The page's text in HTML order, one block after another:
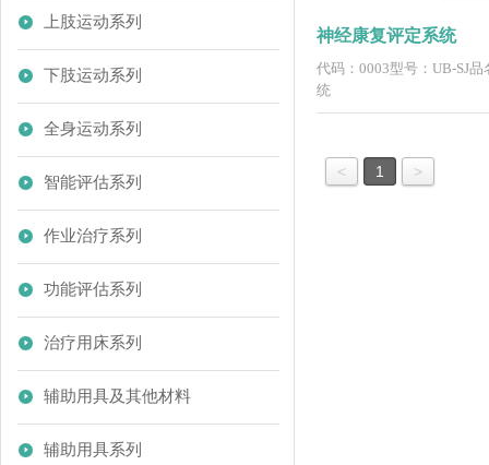
上肢运动系列
下肢运动系列
全身运动系列
智能评估系列
作业治疗系列
功能评估系列
治疗用床系列
辅助用具及其他材料
辅助用具系列
神经康复评定系统
代码：0003型号：UB-SJ
统
< 1 >